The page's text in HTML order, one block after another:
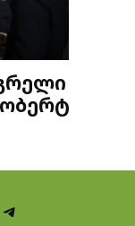
Telegram